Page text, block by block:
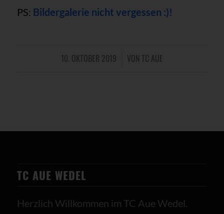
PS: Bildergalerie nicht vergessen :)!
10. OKTOBER 2019
/ VON TC AUE
TC AUE WEDEL
Herzlich Willkommen im TC Aue Wedel.